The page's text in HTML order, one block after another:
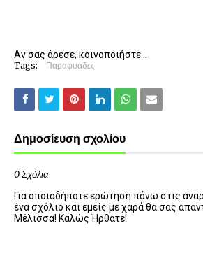
Αν σας άρεσε, κοινοποιήστε...
Tags: Παραφυάδες
Δημοσίευση σχολίου
0 Σχόλια
Για οποιαδήποτε ερώτηση πάνω στις
ένα σχόλιο και εμείς με χαρά θα σας
Μέλισσα! Καλώς Ήρθατε!